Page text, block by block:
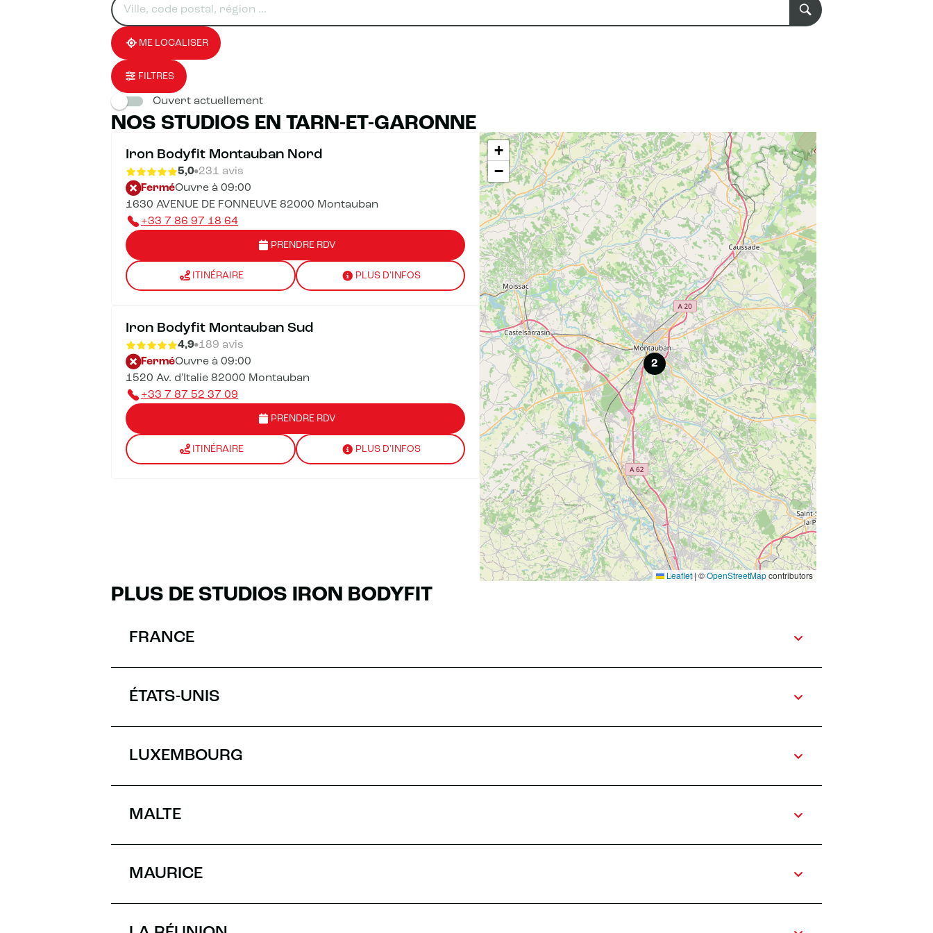
renseigner
une
adresse
résultat(s)
trouvé(s)
ME LOCALISER
FILTRES
Ouvert actuellement
NOS STUDIOS EN TARN-ET-GARONNE
Iron Bodyfit Montauban Nord
5,0 231 avis
FerméOuvre à 09:00
1630 AVENUE DE FONNEUVE 82000 Montauban
+33 7 86 97 18 64
PRENDRE RDV
ITINÉRAIRE PLUS D'INFOS
Iron Bodyfit Montauban Sud
4,9 189 avis
FerméOuvre à 09:00
1520 Av. d'Italie 82000 Montauban
+33 7 87 52 37 09
PRENDRE RDV
ITINÉRAIRE PLUS D'INFOS
2
+
−
Leaflet|©OpenStreetMapcontributors
PLUS DE STUDIOS IRON BODYFIT
FRANCE
ÉTATS-UNIS
LUXEMBOURG
MALTE
MAURICE